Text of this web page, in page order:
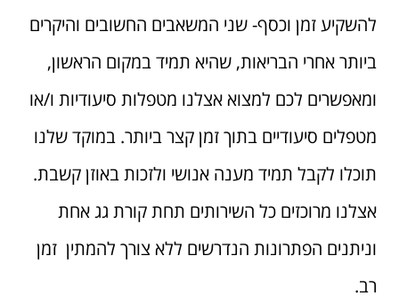
להשקיע זמן וכסף- שני המשאבים החשובים והיקרים
ביותר אחרי הבריאות, שהיא תמיד במקום הראשון,
ומאפשרים לכם למצוא אצלנו מטפלות סיעודיות ו/או
מטפלים סיעודיים בתוך זמן קצר ביותר. במוקד שלנו
תוכלו לקבל תמיד מענה אנושי ולזכות באוזן קשבת.
אצלנו מרוכזים כל השירותים תחת קורת גג אחת
וניתנים הפתרונות הנדרשים ללא צורך להמתין זמן
רב.